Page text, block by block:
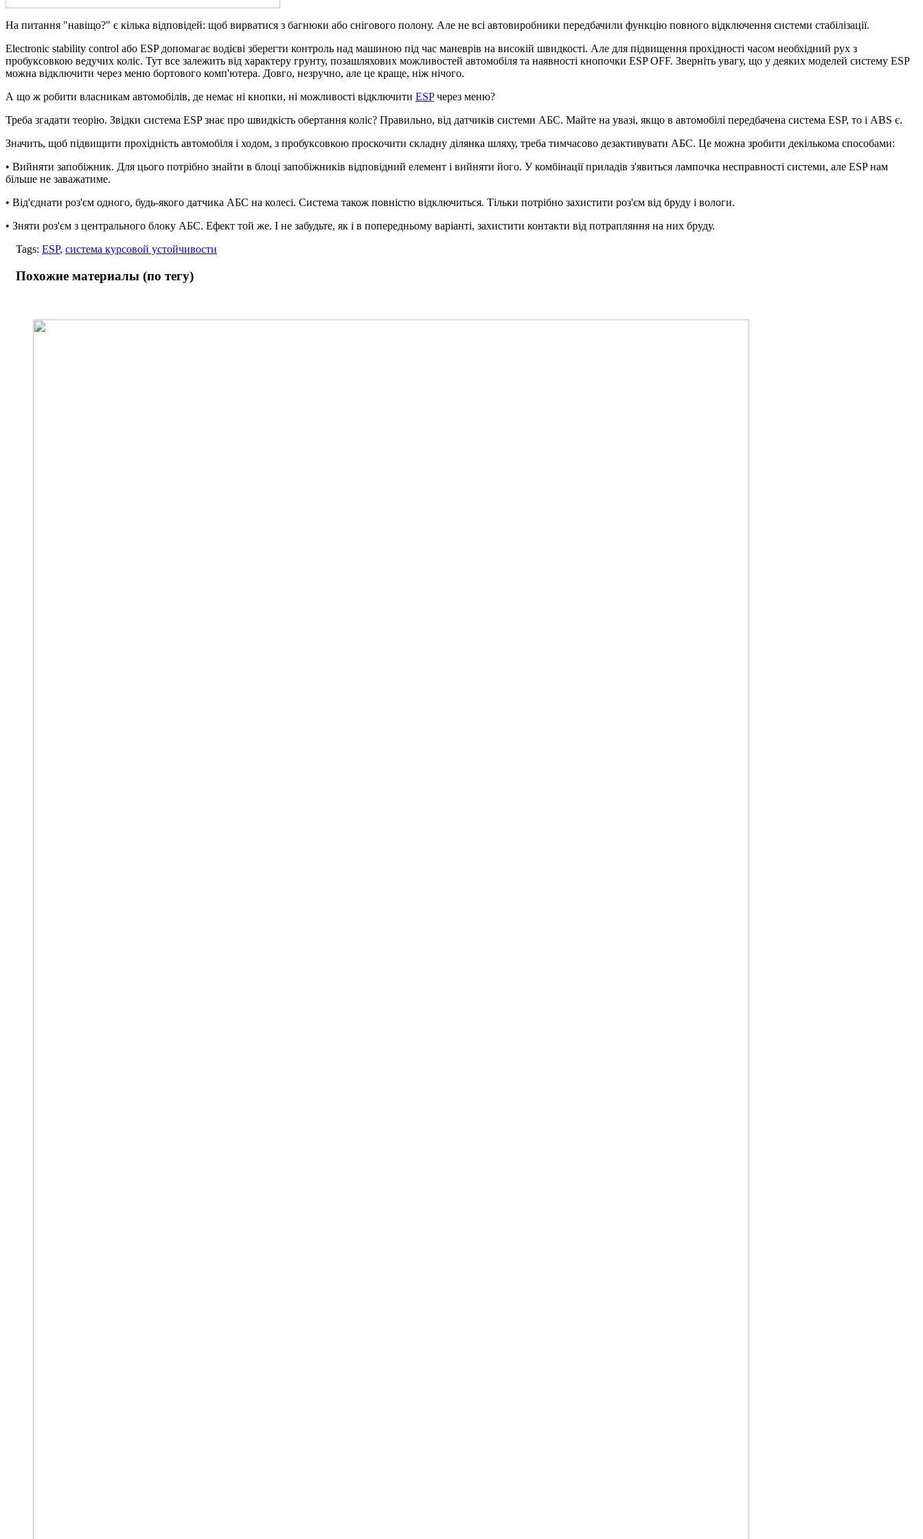
На питання "навіщо?" є кілька відповідей: щоб вирватися з багнюки або снігового полону. Але не всі автовиробники передбачили функцію повного відключення системи стабілізації.
Electronic stability control або ESP допомагає водієві зберегти контроль над машиною під час маневрів на високій швидкості. Але для підвищення прохідності часом необхідний рух з
пробуксовкою ведучих коліс. Тут все залежить від характеру грунту, позашляхових можливостей автомобіля та наявності кнопочки ESP OFF. Зверніть увагу, що у деяких моделей систему ESP
можна відключити через меню бортового комп'ютера. Довго, незручно, але це краще, ніж нічого.
А що ж робити власникам автомобілів, де немає ні кнопки, ні можливості відключити ESPчерез меню?
Треба згадати теорію. Звідки система ESP знає про швидкість обертання коліс? Правильно, від датчиків системи АБС. Майте на увазі, якщо в автомобілі передбачена система ESP, то і ABS є.
Значить, щоб підвищити прохідність автомобіля і ходом, з пробуксовкою проскочити складну ділянка шляху, треба тимчасово дезактивувати АБС. Це можна зробити декількома способами:
• Вийняти запобіжник. Для цього потрібно знайти в блоці запобіжників відповідний елемент і вийняти його. У комбінації приладів з'явиться лампочка несправності системи, але ESP нам
більше не заважатиме.
• Від'єднати роз'єм одного, будь-якого датчика АБС на колесі. Система також повністю відключиться. Тільки потрібно захистити роз'єм від бруду і вологи.
• Зняти роз'єм з центрального блоку АБС. Ефект той же. І не забудьте, як і в попередньому варіанті, захистити контакти від потрапляння на них бруду.
Tags: ESP, система курсовой устойчивости
Похожие материалы (по тегу)